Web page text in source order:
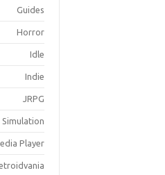
Guides
Horror
Idle
Indie
JRPG
Simulation
Player